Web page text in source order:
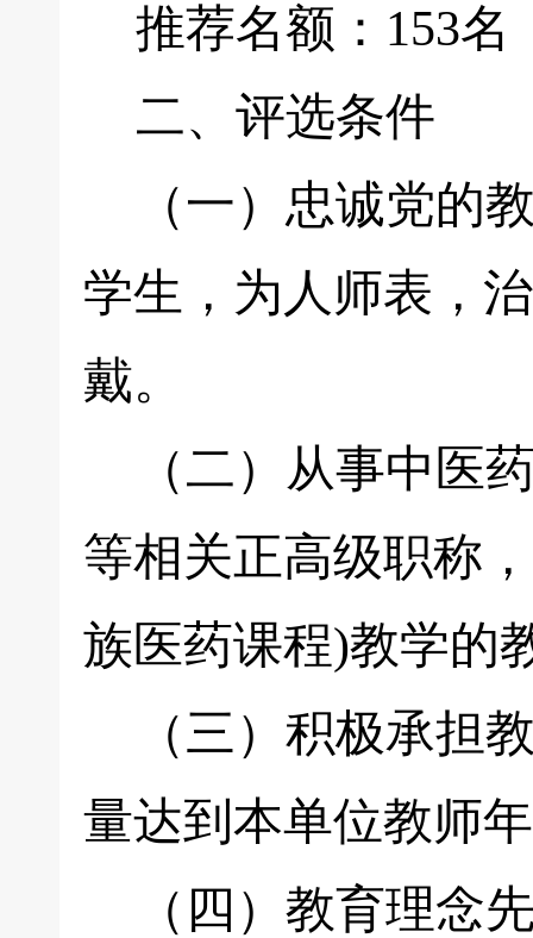
推荐名额：153名
二、评选条件
（一）忠诚党的
学生，为人师表，
戴。
（二）从事中医
等相关正高级职称
族医药课程)教学的
（三）积极承担
量达到本单位教师
（四）教育理念